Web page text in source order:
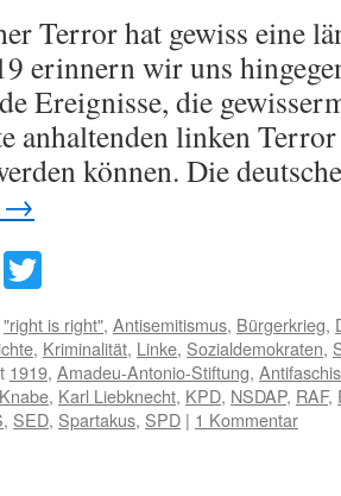
Terror hat gewiss eine
erinnern wir uns
Ereignisse, die
anhaltenden linken
können. Die
→
Telegram
"right is right", Antisemitismus, Bürgerkrieg,
, Kriminalität, Linke, Sozialdemokraten,
1919, Amadeu-Antonio-Stiftung,
, Karl Liebknecht, KPD, NSDAP, RAF,
, SED, Spartakus, SPD | 1 Kommentar